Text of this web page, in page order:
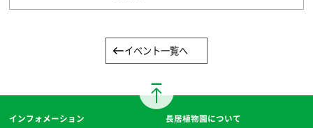
イベント一覧へ
インフォメーション
長居植物園について